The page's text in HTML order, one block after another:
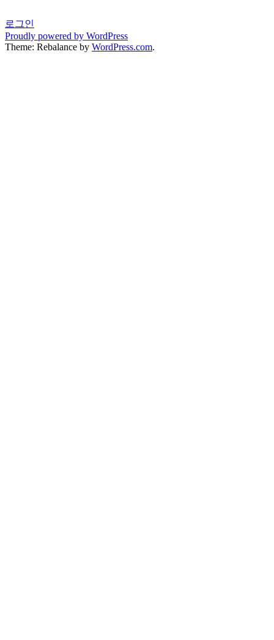
로그인
Proudly powered by WordPress
Theme: Rebalance by WordPress.com.